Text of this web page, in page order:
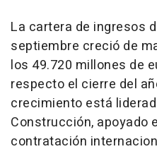
La cartera de ingresos
septiembre creció de
los 49.720 millones de
respecto el cierre del
crecimiento está
Construcción, apoyado
contratación